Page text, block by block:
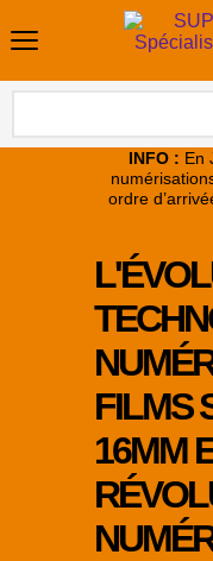
INFO : En
ordre
FILMS
16MM